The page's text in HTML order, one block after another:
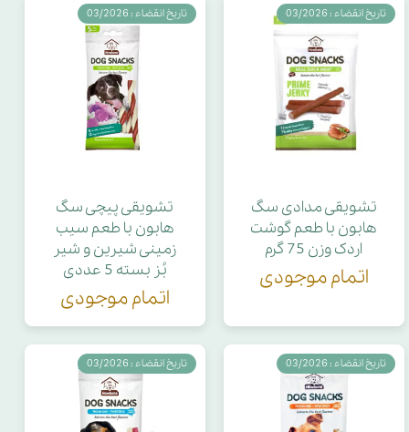
تشویقی مدادی سگ
هابون با طعم گوشت
اردک وزن 75 گرم
اتمام موجودی
تاریخ انقضاء : 03/2026
تشویقی پیچی سگ
هابون با طعم سیب
زمینی شیرین و شیر
بُز بسته 5 عددی
اتمام موجودی
تاریخ انقضاء : 03/2026
تاریخ انقضاء : 03/2026 تاریخ انقضاء : 03/2026